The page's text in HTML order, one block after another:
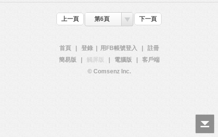
上一頁 第6頁 下一頁
首頁 登錄 用FB帳號登入
註冊
簡易版
觸屏版 電腦版
客戶端
© Comsenz Inc.